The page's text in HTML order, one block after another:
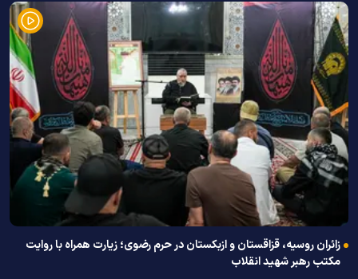
زائران روسیه، قزاقستان و ازبکستان در حرم رضوی؛ زیارت همراه با روایت
مکتب رهبر شهید انقلاب